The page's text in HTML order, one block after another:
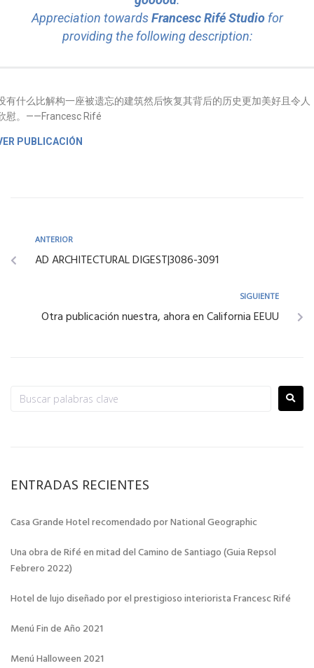
Appreciation towardsFrancesc Rifé Studiofor
providing the following description:
有什么比解构一座被遗忘的建筑然后恢复其背后的历史更加美好且令人
慰。——Francesc Rifé
PUBLICACIÓN
ANTERIOR
AD ARCHITECTURAL DIGEST|3086-3091
SIGUIENTE
Otra publicación nuestra, ahora en California EEUU
ENTRADAS RECIENTES
Casa Grande Hotel recomendado por National Geographic
Una obra de Rifé en mitad del Camino de Santiago (Guia Repsol
Febrero 2022)
Hotel de lujo diseñado por el prestigioso interiorista Francesc Rifé
Menú Fin de Año 2021
Menú Halloween 2021